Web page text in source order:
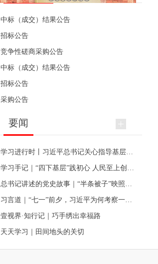
中标（成交）结果公告
招标公告
竞争性磋商采购公告
中标（成交）结果公告
招标公告
采购公告
要闻
壹视界·知行记｜巧手绣出幸福路
天天学习｜田间地头的关切